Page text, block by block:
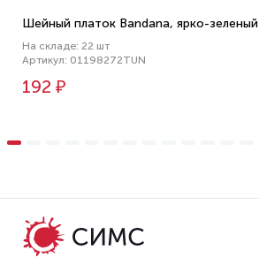
Шейный платок Bandana, ярко-зеленый
На складе: 22 шт
Артикул: 01198272TUN
192 ₽